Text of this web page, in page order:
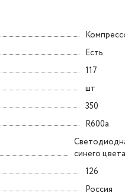
Есть
117
шт
350
R600a
синего цвета
126
Россия